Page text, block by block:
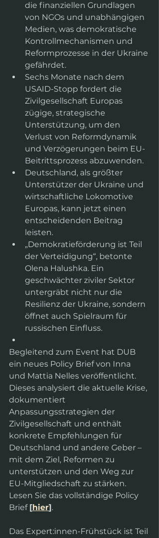
die finanziellen Grundlagen
von NGOs und unabhängigen
Medien, was demokratische
Kontrollmechanismen und
Reformprozesse in der Ukraine
gefährdet.
Sechs Monate nach dem
USAID-Stopp fordert die
Zivilgesellschaft Europas
zügige, strategische
Unterstützung, um den
Verlust von Reformdynamik
und Verzögerungen beim EU-
Beitrittsprozess abzuwenden.
Deutschland, als größter
Unterstützer der Ukraine und
wirtschaftliche Lokomotive
Europas, kann jetzt einen
entscheidenden Beitrag
leisten.
„Demokratieförderung ist Teil
der Verteidigung“, betonte
Olena Halushka. Ein
geschwächter ziviler Sektor
untergräbt nicht nur die
Resilienz der Ukraine, sondern
öffnet auch Spielraum für
russischen Einfluss.
Begleitend zum Event hat DUB
ein neues Policy Brief von Inna
und Mattia Nelles veröffentlicht.
Dieses analysiert die aktuelle Krise,
dokumentiert
Anpassungsstrategien der
Zivilgesellschaft und enthält
konkrete Empfehlungen für
Deutschland und andere Geber –
mit dem Ziel, Reformen zu
unterstützen und den Weg zur
EU-Mitgliedschaft zu stärken.
Lesen Sie das vollständige Policy
Brief [hier].
Das Expert:innen-Frühstück ist Teil